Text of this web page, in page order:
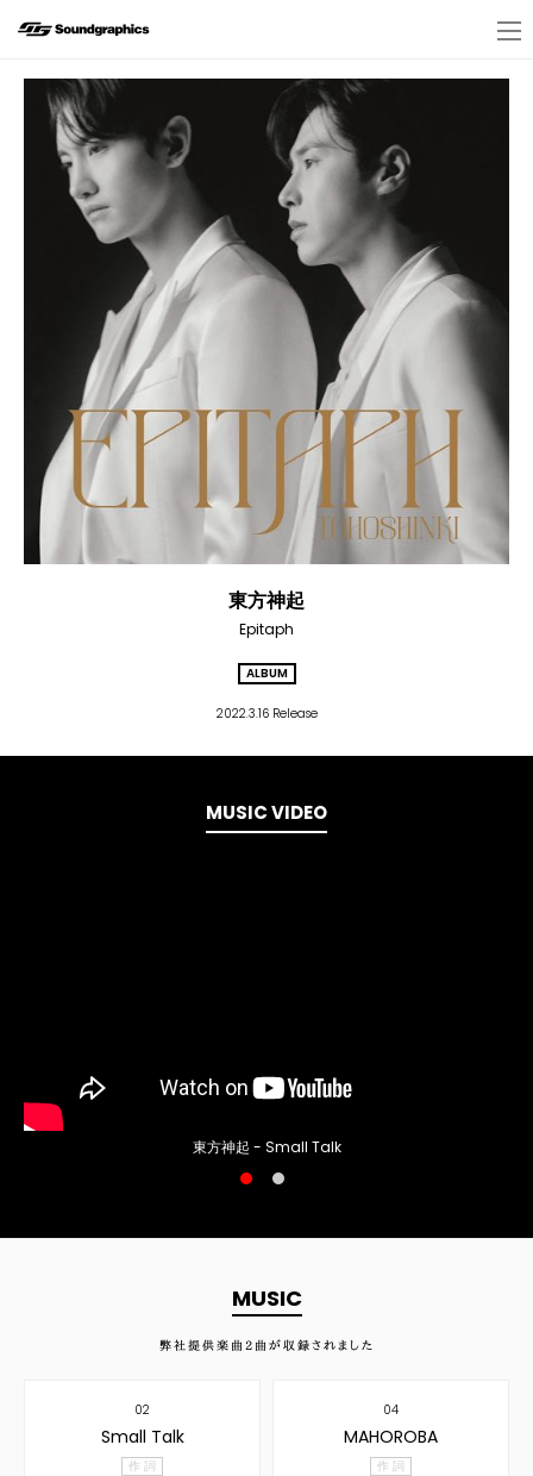
東方神起
Epitaph
ALBUM
2022.3.16 Release
MUSIC VIDEO
東方神起 - Small Talk
MUSIC
弊社提供楽曲 2 曲が収録されました
02
Small Talk
作 詞
04
MAHOROBA
作 詞